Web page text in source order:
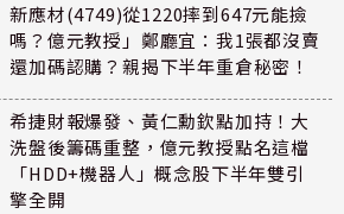
新應材(4749)從1220摔到647元能撿
嗎？億元教授」鄭廳宜：我1張都沒賣
還加碼認購？親揭下半年重倉秘密！
希捷財報爆發、黃仁勳欽點加持！大
洗盤後籌碼重整，億元教授點名這檔
「HDD+機器人」概念股下半年雙引
擎全開